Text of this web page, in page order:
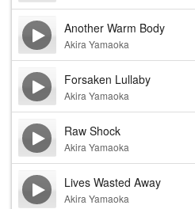
Another Warm Body
Akira Yamaoka
Forsaken Lullaby
Akira Yamaoka
Raw Shock
Akira Yamaoka
Lives Wasted Away
Akira Yamaoka